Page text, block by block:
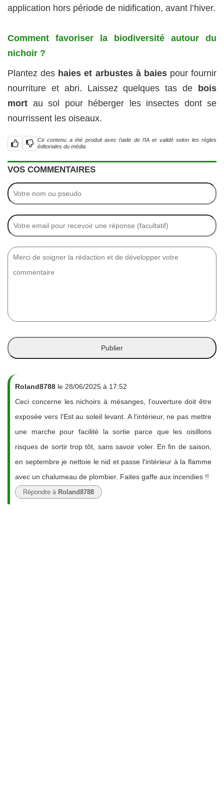
application hors période de nidification, avant l’hiver.
Comment favoriser la biodiversité autour du
nichoir ?
Plantez des haies et arbustes à baiespour fournir
nourriture et abri. Laissez quelques tas de
bois
mort au sol pour héberger les insectes dont se
nourrissent les oiseaux.
Ce contenu a été produit avec l’aide de l’IA et validé selon les règles
éditoriales du média.
VOS COMMENTAIRES
Roland8788 le 28/06/2025 à 17:52
Ceci concerne les nichoirs à mésanges, l'ouverture doit être
exposée vers l'Est au soleil levant. A l'intérieur, ne pas mettre
une marche pour facilité la sortie parce que les oisillons
risques de sortir trop tôt, sans savoir voler. En fin de saison,
en septembre je nettoie le nid et passe l'intérieur à la flamme
avec un chalumeau de plombier. Faites gaffe aux incendies !!
Répondre à Roland8788